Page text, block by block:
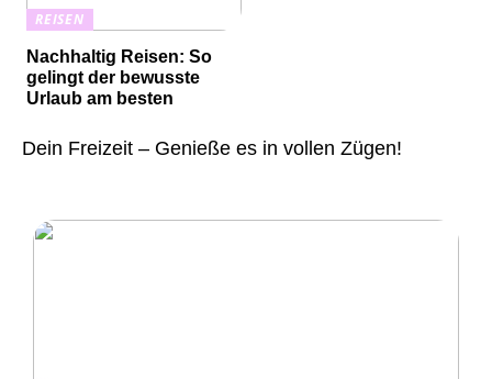
REISEN
Nachhaltig Reisen: So
gelingt der bewusste
Urlaub am besten
Dein Freizeit – Genieße es in vollen Zügen!